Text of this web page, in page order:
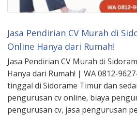
Jasa Pendirian CV Murah di
Online Hanya dari Rumah!
Jasa Pendirian CV Murah di
Hanya dari Rumah! | WA 0812-
tinggal di Sidorame Timur dan
pengurusan cv online, biaya
pengurusan cv, jasa pengurusan